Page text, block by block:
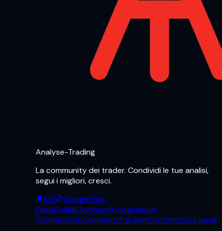
Analyse-Trading
La community dei trader. Condividi le tue analisi,
segui i migliori, cresci.
iOS
Google Play
FeedAnalisiCommunitySegnaliHub
ConnectAbbonamentoPartnerContattiNote legali